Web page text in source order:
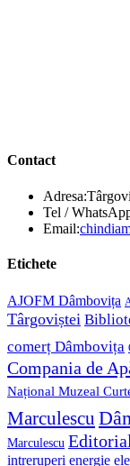
Contact
Adresa:
Tel /
Email:
Etichete
AJOFM Dâmbovița
Târgoviștei
comerț Dâmbovița
Compania de
Național Muzeal
Marculescu
Marculescu
intreruperi energie